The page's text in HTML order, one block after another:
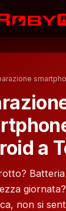
a
non si